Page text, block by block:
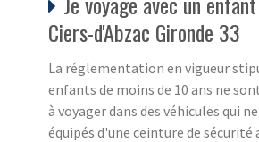
Ciers-d'Abzac Gironde 33
La réglementation en vigueur
enfants de moins de 10 ans ne
à voyager dans des véhicules qui
équipés d'une ceinture de sécurité